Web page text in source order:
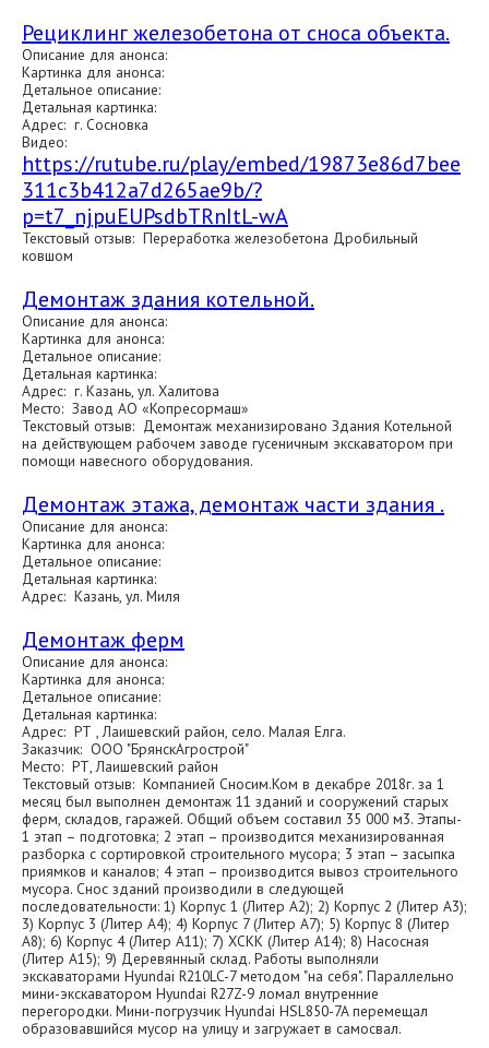
Рециклинг железобетона от сноса объекта.
Описание для анонса:
Картинка для анонса:
Детальное описание:
Детальная картинка:
Адрес: г. Сосновка
Видео:
https://rutube.ru/play/embed/19873e86d7bee
311c3b412a7d265ae9b/?
p=t7_njpuEUPsdbTRnItL-wA
Текстовый отзыв: Переработка железобетона Дробильный
ковшом
Демонтаж здания котельной.
Описание для анонса:
Картинка для анонса:
Детальное описание:
Детальная картинка:
Адрес: г. Казань, ул. Халитова
Место: Завод АО «Копресормаш»
Текстовый отзыв: Демонтаж механизировано Здания Котельной
на действующем рабочем заводе гусеничным экскаватором при
помощи навесного оборудования.
Демонтаж этажа, демонтаж части здания .
Описание для анонса:
Картинка для анонса:
Детальное описание:
Детальная картинка:
Адрес: Казань, ул. Миля
Демонтаж ферм
Описание для анонса:
Картинка для анонса:
Детальное описание:
Детальная картинка:
Адрес: РТ , Лаишевский район, село. Малая Елга.
Заказчик: ООО "БрянскАгрострой"
Место: РТ, Лаишевский район
Текстовый отзыв: Компанией Сносим.Ком в декабре 2018г. за 1
месяц был выполнен демонтаж 11 зданий и сооружений старых
ферм, складов, гаражей. Общий объем составил 35 000 м3. Этапы-
1 этап – подготовка; 2 этап – производится механизированная
разборка с сортировкой строительного мусора; 3 этап – засыпка
приямков и каналов; 4 этап – производится вывоз строительного
мусора. Снос зданий производили в следующей
последовательности: 1) Корпус 1 (Литер А2); 2) Корпус 2 (Литер А3);
3) Корпус 3 (Литер А4); 4) Корпус 7 (Литер А7); 5) Корпус 8 (Литер
А8); 6) Корпус 4 (Литер А11); 7) ХСКК (Литер А14); 8) Насосная
(Литер А15); 9) Деревянный склад. Работы выполняли
экскаваторами Hyundai R210LC-7 методом "на себя". Параллельно
мини-экскаватором Hyundai R27Z-9 ломал внутренние
перегородки. Мини-погрузчик Hyundai HSL850-7A перемещал
образовавшийся мусор на улицу и загружает в самосвал.